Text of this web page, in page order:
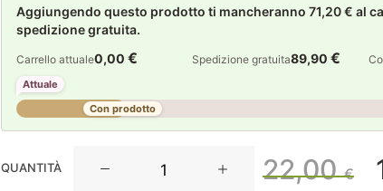
Aggiungendo questo prodotto ti mancheranno 71,20 € al
spedizione gratuita.
Carrello attuale0,00 € Spedizione gratuita89,90€
Attuale
Con prodotto
QUANTITÀ 22,00€